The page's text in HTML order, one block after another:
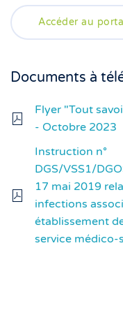
Accéder au
Documents à
Flyer "Tout
- Octobre 2023
Instruction n°
DGS/VSS1/
17 mai 2019
infections
établissement
service médico-